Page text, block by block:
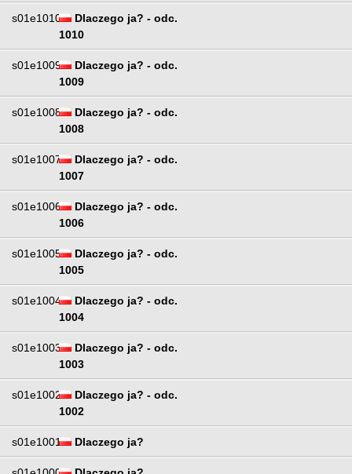
s01e1010
Dlaczego ja? - odc.
1010
s01e1009
Dlaczego ja? - odc.
1009
s01e1008
Dlaczego ja? - odc.
1008
s01e1007
Dlaczego ja? - odc.
1007
s01e1006
Dlaczego ja? - odc.
1006
s01e1005
Dlaczego ja? - odc.
1005
s01e1004
Dlaczego ja? - odc.
1004
s01e1003
Dlaczego ja? - odc.
1003
s01e1002
Dlaczego ja? - odc.
1002
s01e1001 Dlaczego ja?